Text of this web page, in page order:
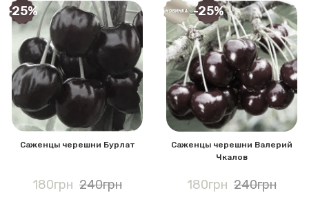
-25%
Саженцы черешни Бурлат
180грн 240грн
-25%
Саженцы черешни Валерий
Чкалов
180грн 240грн